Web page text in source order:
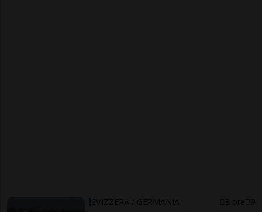
SVIZZERA / GERMANIA 8 ore 9